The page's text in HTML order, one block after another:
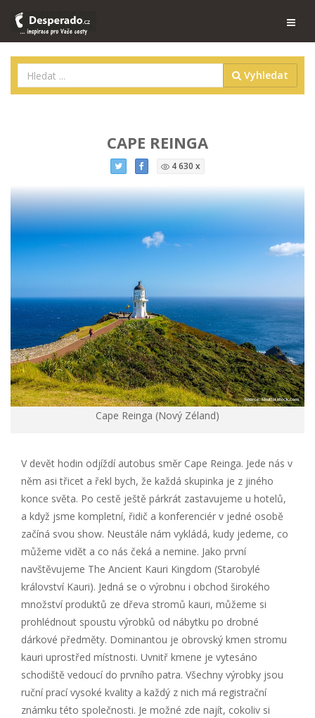
Vyhledat
CAPE REINGA
4 630 x
Cape Reinga (Nový Zéland)
V devět hodin odjíždí autobus směr Cape Reinga. Jede nás v
něm asi třicet a řekl bych, že každá skupinka je z jiného
konce světa. Po cestě ještě párkrát zastavujeme u hotelů,
a když jsme kompletní, řidič a konferenciér v jedné osobě
začíná svou show. Neustále nám vykládá, kudy jedeme, co
můžeme vidět a co nás čeká a nemine. Jako první
navštěvujeme The Ancient Kauri Kingdom (Starobylé
království Kauri). Jedná se o výrobnu i obchod širokého
množství produktů ze dřeva stromů kauri, můžeme si
prohlédnout spoustu výrobků od nábytku po drobné
dárkové předměty. Dominantou je obrovský kmen stromu
kauri uprostřed místnosti. Uvnitř kmene je vytesáno
schodiště vedoucí do prvního patra. Všechny výrobky jsou
ruční prací vysoké kvality a každý z nich má registrační
známku této společnosti. Je možné zde najít, cokoliv si